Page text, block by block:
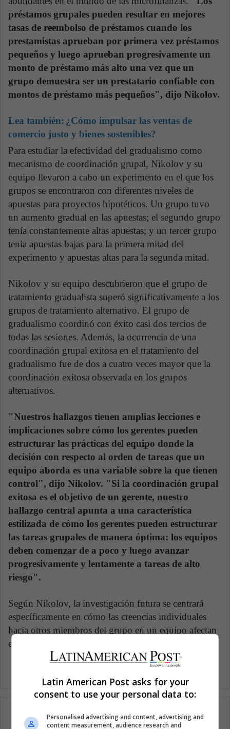
préstamos grupales pueden resultar en mejores
tasas de reembolso de préstamos cuando los
prestamistas aprueban por primera vez préstamos
pequeños y luego aprueban progresivamente un
monto de préstamo más alto una vez que un
grupo demuestra ser un prestatario confiable con
montos de préstamo más pequeños", dijo Nikolov.
Lea también: ¿Cómo impulsar las ventas de
comercio justo y bienes sostenibles?
Para estudiar la efectividad del gradualismo como
mecanismo de coordinación grupal, Nikolov y su
equipo llevaron a cabo un experimento en el que los
grupos se encontraron con diferentes niveles de
apuestas para proyectos hipotéticos. Un grupo tuvo
un aumento gradual en las apuestas; el segundo grupo
tenía constantemente altas apuestas; y un tercer grupo
tenía apuestas bajas para la primera mitad del
experimento y apuestas altas para la segunda mitad.
Nikolov y su equipo descubrieron que el grupo de
tratamiento gradualista superó significativamente a los
grupos de tratamiento alternativo. El grupo de
gradualismo coordinó con éxito casi dos tercios de
todas las sesiones. Además, la ocurrencia de una
coordinación grupal exitosa en el tratamiento del
gradualismo fue de dos a cuatro veces mayor que la
coordinación exitosa observada en los grupos
alternativos.
"Nuestros hallazgos tienen amplias lecciones e
implicaciones sobre cómo los gerentes pueden
estructurar las prácticas del equipo donde la
decisión con respecto al orden de tareas que un
equipo aborda es una variable sobre la que tienen
control", dijo Nikolov. "Si la coordinación grupal
exitosa es el objetivo de un gerente, nuestro
hallazgo central apunta a una característica
estilizada de cómo los gerentes pueden estructurar
las tareas grupales de manera óptima: los equipos
deben comenzar de a poco y luego avanzar
progresivamente y lentamente a tareas de alto
riesgo".
Según Nikolov, la investigación futura se centrará
específicamente en cómo las creencias individuales
hacia otros miembros del grupo en un equipo afectan
el gradualismo y la coordinación exitosa del grupo.
Latin American Post asks for your
consent to use your personal data to:
Personalised advertising and content, advertising and
content measurement, audience research and